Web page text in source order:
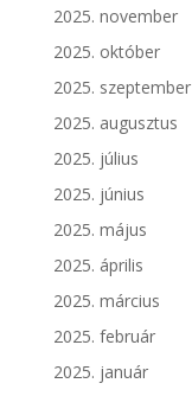
2025. november
2025. október
2025. szeptember
2025. augusztus
2025. július
2025. június
2025. május
2025. április
2025. március
2025. február
2025. január